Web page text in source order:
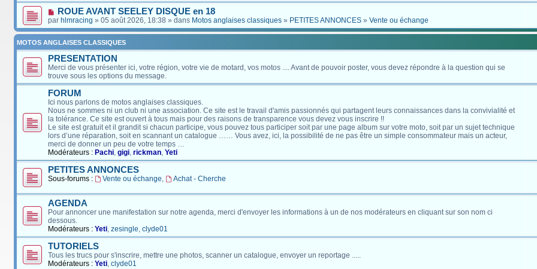
ROUE AVANT SEELEY DISQUE en 18
par hlmracing » 05 août 2026, 18:38 » dans Motos anglaises classiques » PETITES ANNONCES » Vente ou échange
MOTOS ANGLAISES CLASSIQUES
PRESENTATION
Merci de vous présenter ici, votre région, votre vie de motard, vos motos .... Avant de pouvoir poster, vous devez répondre à la question qui se
trouve sous les options du message.
FORUM
Ici nous parlons de motos anglaises classiques.
Nous ne sommes ni un club ni une association. Ce site est le travail d'amis passionnés qui partagent leurs connaissances dans la convivialité et
la tolérance. Ce site est ouvert à tous mais pour des raisons de transparence vous devez vous inscrire !!
Le site est gratuit et il grandit si chacun participe, vous pouvez tous participer soit par une page album sur votre moto, soit par un sujet technique
lors d’une réparation, soit en scannant un catalogue …… Vous avez, ici, la possibilité de ne pas être un simple consommateur mais un acteur,
merci de donner un peu de votre temps …
Modérateurs : Pachi, gigi, rickman, Yeti
PETITES ANNONCES
Sous-forums : Vente ou échange, Achat - Cherche
AGENDA
Pour annoncer une manifestation sur notre agenda, merci d'envoyer les informations à un de nos modérateurs en cliquant sur son nom ci
dessous.
Modérateurs : Yeti, zesingle, clyde01
TUTORIELS
Tous les trucs pour s'inscrire, mettre une photos, scanner un catalogue, envoyer un reportage .....
Modérateurs : Yeti, clyde01